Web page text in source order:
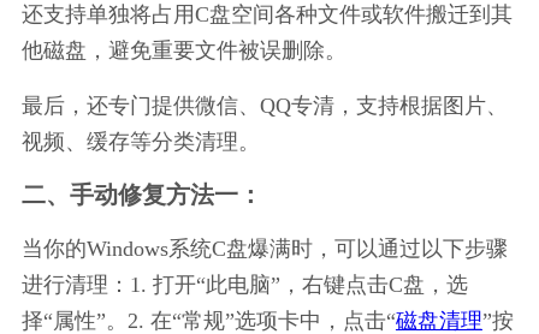
还支持单独将占用C盘空间各种文件或软件搬迁到其
他磁盘，避免重要文件被误删除。
最后，还专门提供微信、QQ专清，支持根据图片、
视频、缓存等分类清理。
二、手动修复方法一：
当你的Windows系统C盘爆满时，可以通过以下步骤
进行清理：1. 打开“此电脑”，右键点击C盘，选
择“属性”。2. 在“常规”选项卡中，点击“磁盘清理”按